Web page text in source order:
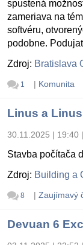
spustená
zameriava na
softvéru,
podobne.
Zdroj: Bratislava
1 | Komunita
Linus a Linus
30.11.2025 | 19:40 |
Stavba počítača
Zdroj: Building a
8 | Zaujímavý
Devuan 6